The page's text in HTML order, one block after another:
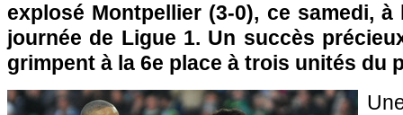
explosé Montpellier (3-0), ce samedi,
journée de Ligue 1. Un succès
grimpent à la 6e place à trois unités du